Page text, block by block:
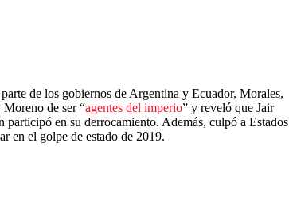
de los gobiernos de Argentina y Ecuador, Morales,
de ser “agentes del imperio” y reveló que Jair
en su derrocamiento. Además, culpó a Estados
en el golpe de estado de 2019.